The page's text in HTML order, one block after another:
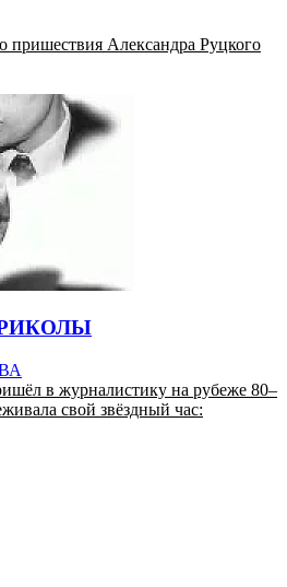
пришествия Александра Руцкого
в журналистику на рубеже 80–
свой звёздный час: